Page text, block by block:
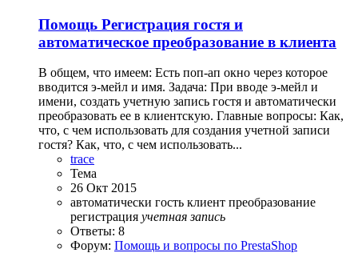
Помощь Регистрация гостя и
автоматическое преобразование в клиента
В общем, что имеем: Есть поп-ап окно через которое
вводится э-мейл и имя. Задача: При вводе э-мейл и
имени, создать учетную запись гостя и автоматически
преобразовать ее в клиентскую. Главные вопросы: Как,
что, с чем использовать для создания учетной записи
гостя? Как, что, с чем использовать...
trace
Тема
26 Окт 2015
автоматически гость клиент преобразование
регистрация учетная запись
Ответы: 8
Форум: Помощь и вопросы по PrestaShop